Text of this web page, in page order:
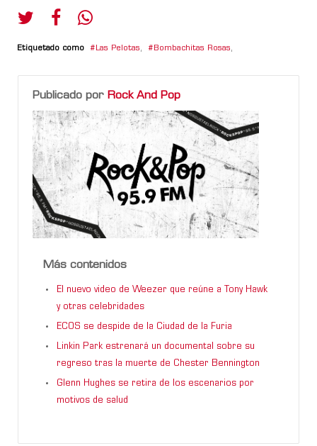
Etiquetado como Las Pelotas, Bombachitas Rosas,
Publicado por Rock And Pop
Más contenidos
El nuevo video de Weezer que reúne a Tony Hawk
y otras celebridades
ECOS se despide de la Ciudad de la Furia
Linkin Park estrenará un documental sobre su
regreso tras la muerte de Chester Bennington
Glenn Hughes se retira de los escenarios por
motivos de salud